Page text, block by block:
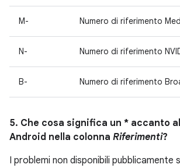
M- Numero di riferimento
N- Numero di riferimento
B- Numero di riferimento
5. Che cosa significa un * accanto
Android nella colonna Riferimenti?
I problemi non disponibili pubblicamente